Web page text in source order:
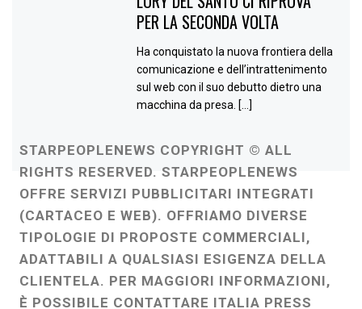
PER LA SECONDA VOLTA
Ha conquistato la nuova frontiera della
comunicazione e dell’intrattenimento
sul web con il suo debutto dietro una
macchina da presa. […]
STARPEOPLENEWS COPYRIGHT © ALL
RIGHTS RESERVED. STARPEOPLENEWS
OFFRE SERVIZI PUBBLICITARI INTEGRATI
(CARTACEO E WEB). OFFRIAMO DIVERSE
TIPOLOGIE DI PROPOSTE COMMERCIALI,
ADATTABILI A QUALSIASI ESIGENZA DELLA
CLIENTELA. PER MAGGIORI INFORMAZIONI,
È POSSIBILE CONTATTARE ITALIA PRESS